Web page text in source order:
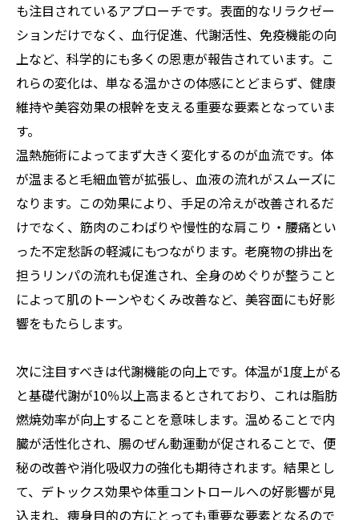
も注目されているアプローチです。表面的なリラクゼー
ションだけでなく、血行促進、代謝活性、免疫機能の向
上など、科学的にも多くの恩恵が報告されています。こ
れらの変化は、単なる温かさの体感にとどまらず、健康
維持や美容効果の根幹を支える重要な要素となっていま
す。
温熱施術によってまず大きく変化するのが血流です。体
が温まると毛細血管が拡張し、血液の流れがスムーズに
なります。この効果により、手足の冷えが改善されるだ
けでなく、筋肉のこわばりや慢性的な肩こり・腰痛とい
った不定愁訴の軽減にもつながります。老廃物の排出を
担うリンパの流れも促進され、全身のめぐりが整うこと
によって肌のトーンやむくみ改善など、美容面にも好影
響をもたらします。
次に注目すべきは代謝機能の向上です。体温が1度上がる
と基礎代謝が10％以上高まるとされており、これは脂肪
燃焼効率が向上することを意味します。温めることで内
臓が活性化され、腸のぜん動運動が促されることで、便
秘の改善や消化吸収力の強化も期待されます。結果とし
て、デトックス効果や体重コントロールへの好影響が見
込まれ、痩身目的の方にとっても重要な要素となるので